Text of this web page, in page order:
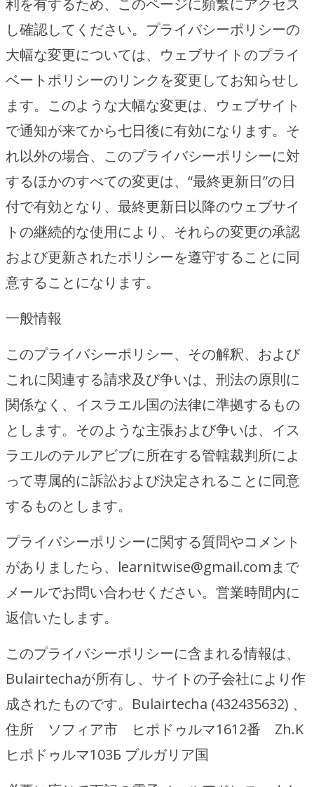
利を有するため、このページに頻繁にアクセス
し確認してください。プライバシーポリシーの
大幅な変更については、ウェブサイトのプライ
ベートポリシーのリンクを変更してお知らせし
ます。このような大幅な変更は、ウェブサイト
で通知が来てから七日後に有効になります。そ
れ以外の場合、このプライバシーポリシーに対
するほかのすべての変更は、“最終更新日”の日
付で有効となり、最終更新日以降のウェブサイ
トの継続的な使用により、それらの変更の承認
および更新されたポリシーを遵守することに同
意することになります。
一般情報
このプライバシーポリシー、その解釈、および
これに関連する請求及び争いは、刑法の原則に
関係なく、イスラエル国の法律に準拠するもの
とします。そのような主張および争いは、イス
ラエルのテルアビブに所在する管轄裁判所によ
って専属的に訴訟および決定されることに同意
するものとします。
プライバシーポリシーに関する質問やコメント
がありましたら、learnitwise@gmail.comまで
メールでお問い合わせください。営業時間内に
返信いたします。
このプライバシーポリシーに含まれる情報は、
Bulairtechaが所有し、サイトの子会社により作
成されたものです。Bulairtecha (432435632) 、
住所 ソフィア市 ヒポドゥルマ1612番 Zh.K
ヒポドゥルマ103Б ブルガリア国